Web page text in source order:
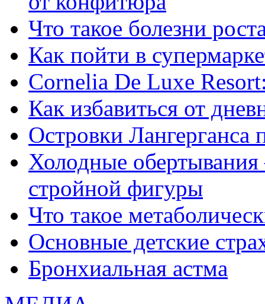
Что такое болезни
Как пойти в
Сornelia De Luxe
Как избавиться от
Островки
Холодные обертывания
стройной фигуры
Что такое
Основные детские
Бронхиальная астма